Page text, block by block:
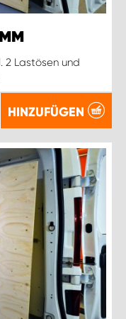
2 Lastösen und
HINZUFÜGEN